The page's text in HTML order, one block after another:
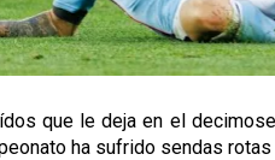
que le deja en el
ha sufrido sendas